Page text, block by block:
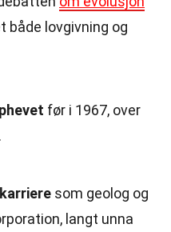
både lovgivning og
før i 1967, over
som geolog og
langt unna